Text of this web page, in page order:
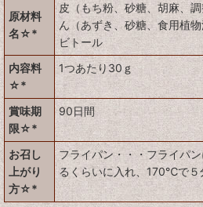
原材料
名☆*
皮（もち粉、砂糖、胡麻、
ん（あずき、砂糖、食用植
ビトール
内容料
☆*
1つあたり30ｇ
賞味期
限☆*
90日間
お召し
上がり
方☆*
フライパン・・・フライパ
るくらいに入れ、170℃で５